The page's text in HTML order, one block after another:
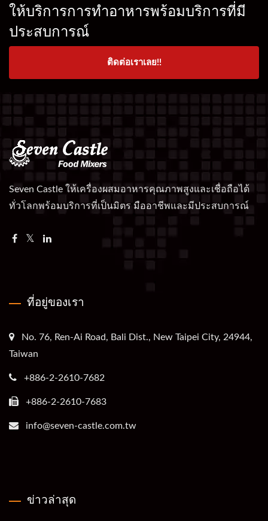
ให้บริการการทำอาหารพร้อมบริการที่มี
ประสบการณ์
ติดต่อเราเลย!!
Seven Castle ให้เครื่องผสมอาหารคุณภาพสูงและเชื่อถือได้
ทั่วโลกพร้อมบริการที่เป็นมิตร มืออาชีพและมีประสบการณ์
ที่อยู่ของเรา
No. 76, Ren-Ai Road, Bali Dist., New Taipei City, 24944,
Taiwan
+886-2-2610-7682
+886-2-2610-7683
info@seven-castle.com.tw
ข่าวล่าสุด